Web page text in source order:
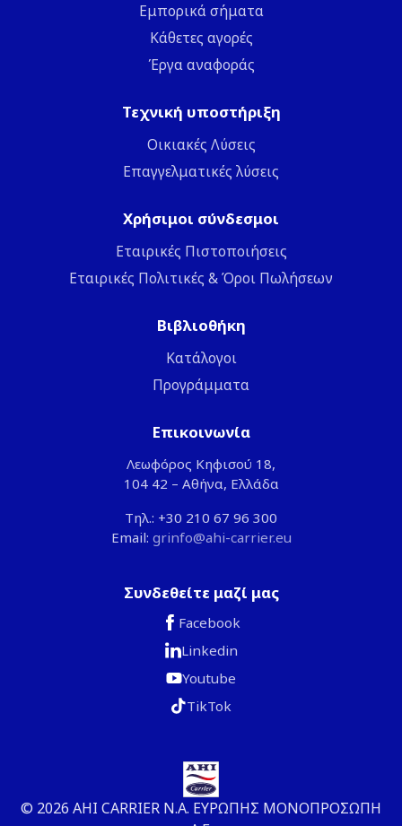
Εμπορικά σήματα
Κάθετες αγορές
Έργα αναφοράς
Τεχνική υποστήριξη
Οικιακές Λύσεις
Επαγγελματικές λύσεις
Χρήσιμοι σύνδεσμοι
Εταιρικές Πιστοποιήσεις
Εταιρικές Πολιτικές & Όροι Πωλήσεων
Βιβλιοθήκη
Κατάλογοι
Προγράμματα
Επικοινωνία
Λεωφόρος Κηφισού 18,
104 42 – Αθήνα, Ελλάδα
Τηλ.: +30 210 67 96 300
Email: grinfo@ahi-carrier.eu
Συνδεθείτε μαζί μας
Facebook
Linkedin
Youtube
TikTok
© 2026 ΑΗΙ CARRIER Ν.Α. ΕΥΡΩΠΗΣ ΜΟΝΟΠΡΟΣΩΠΗ